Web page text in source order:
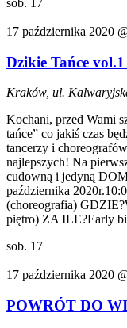
sob. 17
17 października 2020
Dzikie Tańce
Kraków, ul.
Kochani, przed Wami
tańce” co jakiś czas
tancerzy i
najlepszych! Na
cudowną i jedyną
października
(choreografia)
piętro) ZA ILE?Early
sob. 17
17 października 2020
POWRÓT DO